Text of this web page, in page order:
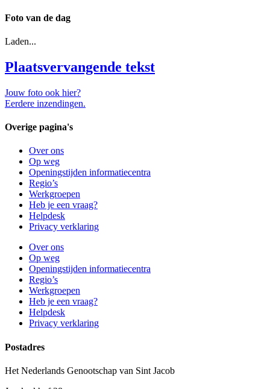
Foto van de dag
Laden...
Plaatsvervangende tekst
Jouw foto ook hier?
Eerdere inzendingen.
Overige pagina's
Over ons
Op weg
Openingstijden informatiecentra
Regio’s
Werkgroepen
Heb je een vraag?
Helpdesk
Privacy verklaring
Over ons
Op weg
Openingstijden informatiecentra
Regio’s
Werkgroepen
Heb je een vraag?
Helpdesk
Privacy verklaring
Postadres
Het Nederlands Genootschap van Sint Jacob